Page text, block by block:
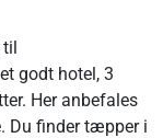
til
godt hotel, 3
Her anbefales
Du finder tæpper i